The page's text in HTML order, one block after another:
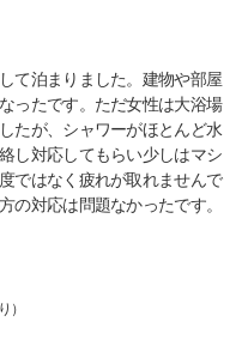
て泊まりました。建物や部屋
ったです。ただ女性は大浴場
たが、シャワーがほとんど水
し対応してもらい少しはマシ
ではなく疲れが取れませんで
の対応は問題なかったです。
）